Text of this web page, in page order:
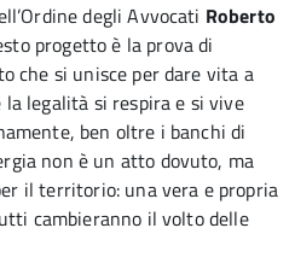
degli Avvocati Roberto
progetto è la prova di
che si unisce per dare vita a
legalità si respira e si vive
ben oltre i banchi di
non è un atto dovuto, ma
il territorio: una vera e propria
cambieranno il volto delle